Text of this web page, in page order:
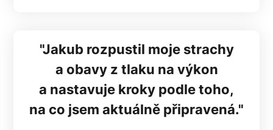
"Jakub rozpustil moje strachy
a obavy z tlaku na výkon
a nastavuje kroky podle toho,
na co jsem aktuálně připravená."